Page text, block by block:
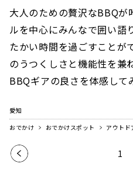
大人のための贅沢なBBQが
ルを中心にみんなで囲い語
たかい時間を過ごすことが
のうつくしさと機能性を兼
BBQギアの良さを体感して
愛知
おでかけ
おでかけスポット アウトド
前の
1